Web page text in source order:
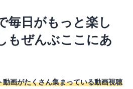
毎日がもっと楽し
もぜんぶここにあ
画がたくさん集まっている動画視聴